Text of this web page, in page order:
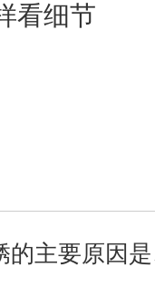
看细节
的主要原因